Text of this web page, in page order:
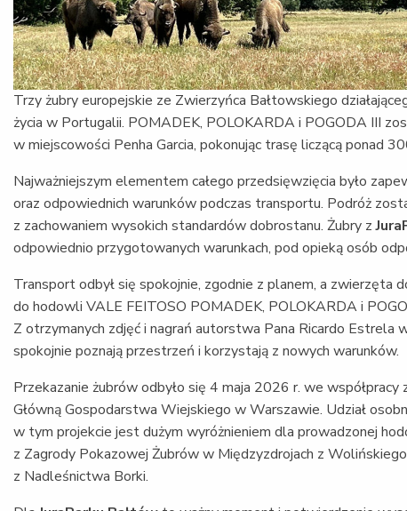
Trzy żubry europejskie ze Zwierzyńca Bałtowskiego
życia w Portugalii. POMADEK, POLOKARDA i POGODA III
w miejscowości Penha Garcia, pokonując trasę liczącą ponad
Najważniejszym elementem całego przedsięwzięcia było
oraz odpowiednich warunków podczas transportu. Podróż
z zachowaniem wysokich standardów dobrostanu. Żubry z
odpowiednio przygotowanych warunkach, pod opieką osób
Transport odbył się spokojnie, zgodnie z planem, a zwierzęta
do hodowli VALE FEITOSO POMADEK, POLOKARDA i
Z otrzymanych zdjęć i nagrań autorstwa Pana Ricardo Estrela
spokojnie poznają przestrzeń i korzystają z nowych warunków.
Przekazanie żubrów odbyło się 4 maja 2026 r. we
Główną Gospodarstwa Wiejskiego w Warszawie. Udział
w tym projekcie jest dużym wyróżnieniem dla prowadzonej
z Zagrody Pokazowej Żubrów w Międzyzdrojach z
z Nadleśnictwa Borki.